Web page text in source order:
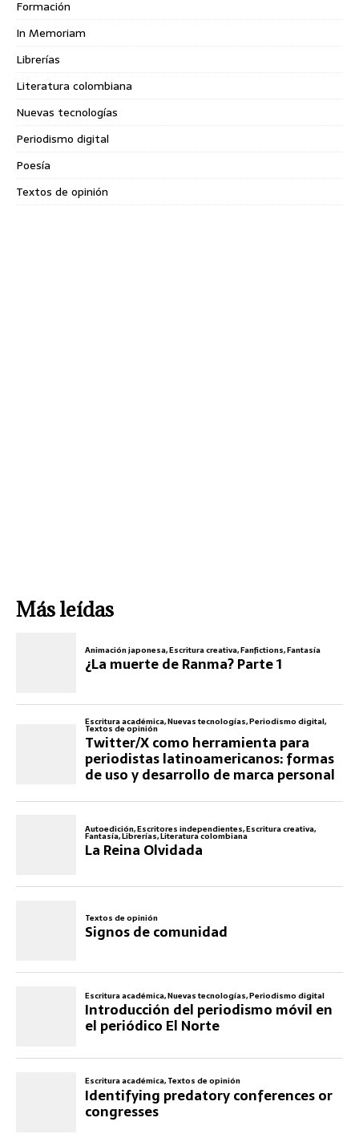
Formación
In Memoriam
Librerías
Literatura colombiana
Nuevas tecnologías
Periodismo digital
Poesía
Textos de opinión
Más leídas